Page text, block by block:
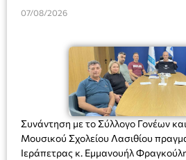
07/08/2026
Συνάντηση με το Σύλλογο Γονέων
Μουσικού Σχολείου Λασιθίου
Ιεράπετρας κ. Εμμανουήλ